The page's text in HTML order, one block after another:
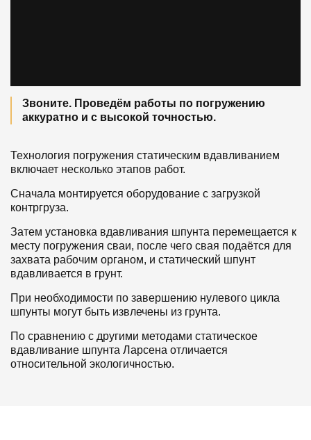
Звоните. Проведём работы по погружению
аккуратно и с высокой точностью.
Технология погружения статическим вдавливанием
включает несколько этапов работ.
Сначала монтируется оборудование с загрузкой
контргруза.
Затем установка вдавливания шпунта перемещается к
месту погружения сваи, после чего свая подаётся для
захвата рабочим органом, и статический шпунт
вдавливается в грунт.
При необходимости по завершению нулевого цикла
шпунты могут быть извлечены из грунта.
По сравнению с другими методами статическое
вдавливание шпунта Ларсена отличается
относительной экологичностью.